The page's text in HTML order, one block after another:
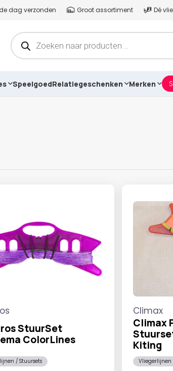
dag verzonden Groot assortiment Dé
Producten
zoeken
SpeelgoedRelatiegeschenken Merken
StuurSet
ColorLines
/ Stuursets
Climax
Climax
Kiting
Vliegerlijnen